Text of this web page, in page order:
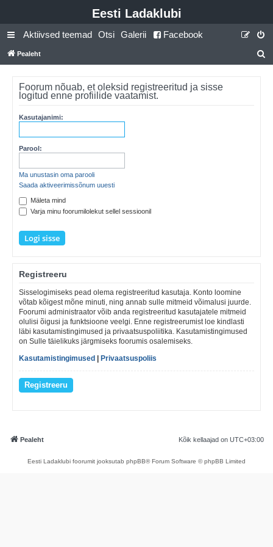
Eesti Ladaklubi
Aktiivsed teemad Otsi Galerii Facebook
Pealeht
t
Foorum nõuab, et oleksid registreeritud ja sisse
logitud enne profiilide vaatamist.
Kasutajanimi:
Parool:
Ma unustasin oma parooli
Saada aktiveerimissõnum uuesti
Mäleta mind
Varja minu foorumilolekut sellel sessioonil
Registreeru
Sisselogimiseks pead olema registreeritud kasutaja. Konto loomine
võtab kõigest mõne minuti, ning annab sulle mitmeid võimalusi juurde.
Foorumi administraator võib anda registreeritud kasutajatele mitmeid
olulisi õigusi ja funktsioone veelgi. Enne registreerumist loe kindlasti
läbi kasutamistingimused ja privaatsuspoliitika. Kasutamistingimused
on Sulle täielikuks järgmiseks foorumis osalemiseks.
Kasutamistingimused
Privaatsuspoliis
Registreeru
Pealeht Kõik kellaajad on UTC+03:00
Eesti Ladaklubi foorumit jooksutab phpBB® Forum Software © phpBB Limited